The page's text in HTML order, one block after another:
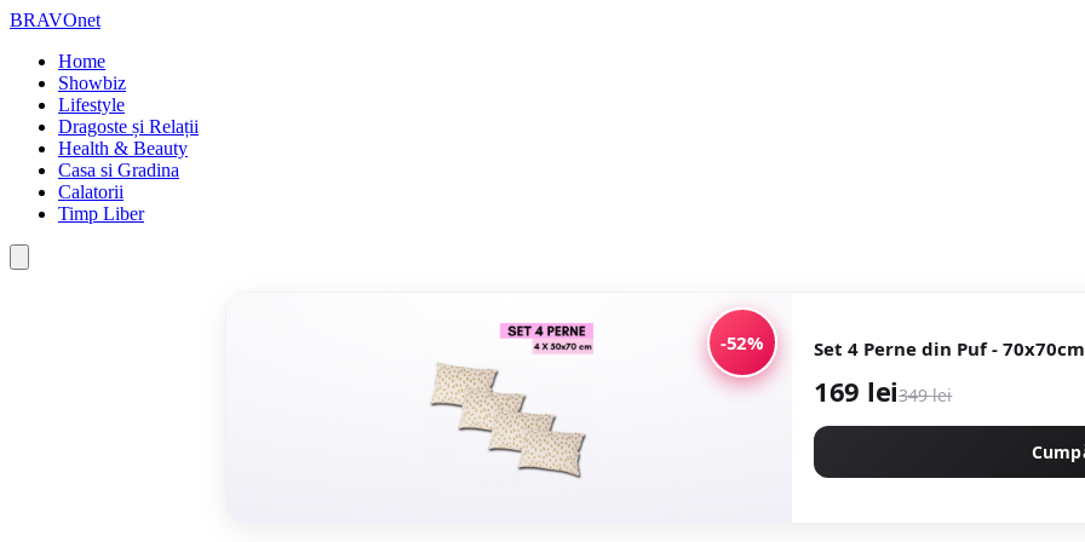
BRAVOnet
Home
Showbiz
Lifestyle
Dragoste și Relații
Health & Beauty
Casa si Gradina
Calatorii
Timp Liber
-52% Set 4 Perne din Puf - 70x70cm
169 lei349 lei